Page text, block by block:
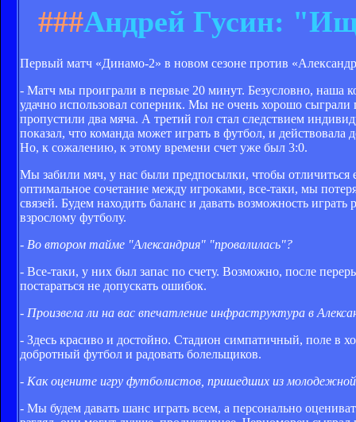
###Андрей Гусин:
Первый матч «Динамо-2» в новом сезоне против
- Матч мы проиграли в первые 20 минут. Безусловно, наша
удачно использовал соперник. Мы не очень хорошо
пропустили два мяча. А третий гол стал следствием
показал, что команда может играть в футбол, и
Но, к сожалению, к этому времени счет уже был 3:0.
Мы забили мяч, у нас были предпосылки, чтобы отличиться
оптимальное сочетание между игроками, все-таки, мы
связей. Будем находить баланс и давать возможность
взрослому футболу.
- Во втором тайме "Александрия" "провалилась"?
- Все-таки, у них был запас по счету. Возможно, после
постараться не допускать ошибок.
- Произвела ли на вас впечатление инфраструктура в
- Здесь красиво и достойно. Стадион симпатичный, поле в
добротный футбол и радовать болельщиков.
- Как оцените игру футболистов, пришедших из
- Мы будем давать шанс играть всем, а персонально